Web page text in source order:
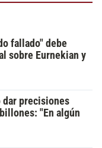
fallado" debe
sobre Eurnekian y
dar precisiones
"En algún